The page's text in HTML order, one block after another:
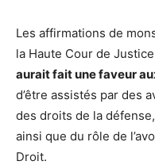
Les affirmations de
la Haute Cour de
aurait fait une faveur
d’être assistés par des
des droits de la
ainsi que du rôle de
Droit.